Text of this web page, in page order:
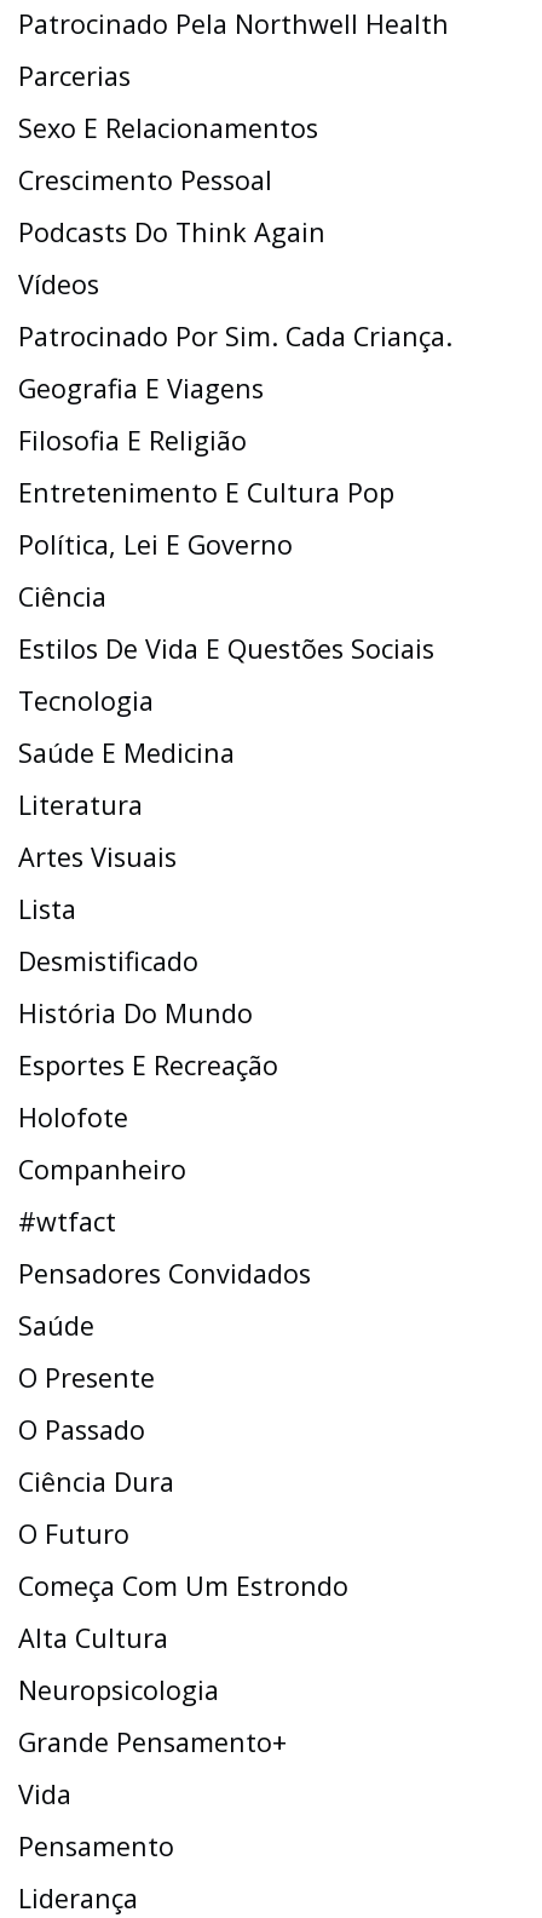
Patrocinado Pela Northwell Health
Parcerias
Sexo E Relacionamentos
Crescimento Pessoal
Podcasts Do Think Again
Vídeos
Patrocinado Por Sim. Cada Criança.
Geografia E Viagens
Filosofia E Religião
Entretenimento E Cultura Pop
Política, Lei E Governo
Ciência
Estilos De Vida E Questões Sociais
Tecnologia
Saúde E Medicina
Literatura
Artes Visuais
Lista
Desmistificado
História Do Mundo
Esportes E Recreação
Holofote
Companheiro
#wtfact
Pensadores Convidados
Saúde
O Presente
O Passado
Ciência Dura
O Futuro
Começa Com Um Estrondo
Alta Cultura
Neuropsicologia
Grande Pensamento+
Vida
Pensamento
Liderança